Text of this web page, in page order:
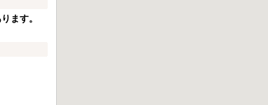
ます。